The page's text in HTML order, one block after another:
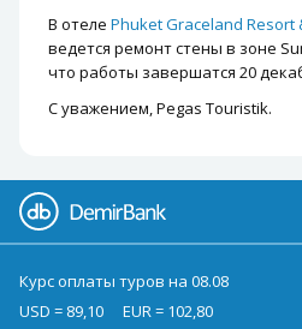
В отеле Phuket Graceland Resort
ведется ремонт стены в зоне
что работы завершатся 20
С уважением, Pegas Touristik.
Курс оплаты туров на 08.08
USD = 89,10
EUR = 102,80